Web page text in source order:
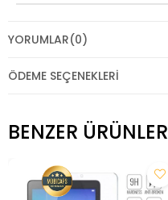
YORUMLAR(0)
ÖDEME SEÇENEKLERI
BENZER ÜRÜNLER